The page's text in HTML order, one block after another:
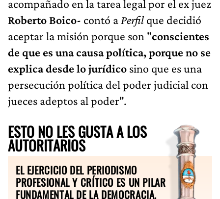
acompañado en la tarea legal por el ex juez
Roberto Boico- contó a Perfil que decidió
aceptar la misión porque son "conscientes
de que es una causa política, porque no se
explica desde lo jurídico sino que es una
persecución política del poder judicial con
jueces adeptos al poder".
ESTO NO LES GUSTA A LOS
AUTORITARIOS
EL EJERCICIO DEL PERIODISMO
PROFESIONAL Y CRÍTICO ES UN PILAR
FUNDAMENTAL DE LA DEMOCRACIA.